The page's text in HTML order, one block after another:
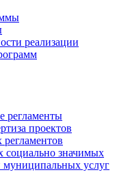
реализации
регламенты
проектов
социально значимых
муниципальных услуг